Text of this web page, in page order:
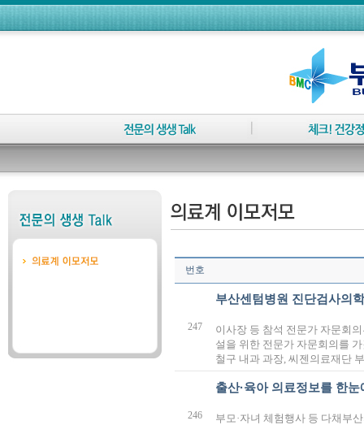
번호
247
부산센텀병원 진단검사의
이사장 등 참석 전문가 자문회
설을 위한 전문가 자문회의를
철구 내과 과장, 씨젠의료재단
246
출산·육아 의료정보를 한
부모·자녀 체험행사 등 다채부